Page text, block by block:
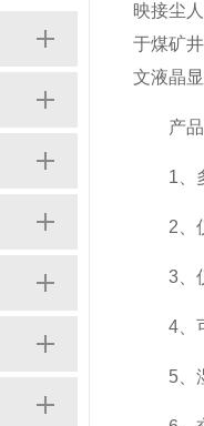
映接尘
于煤矿
文液晶
产品
1、多
2、仪
3、仪
4、可
5、湿